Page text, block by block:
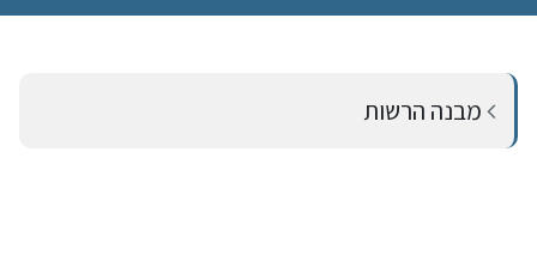
מבנה הרשות